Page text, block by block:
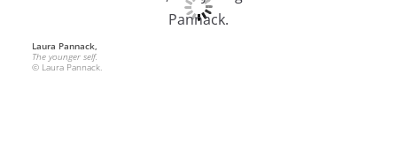
Laura Pannack,
The younger self.
© Laura Pannack.